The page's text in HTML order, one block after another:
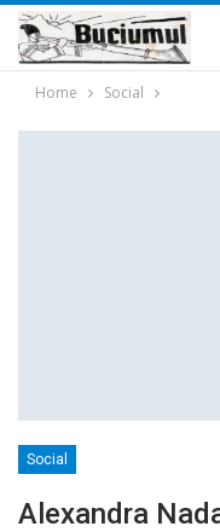
Home Social
Social
Alexandra